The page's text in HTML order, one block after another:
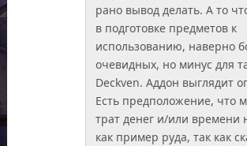
рано вывод делать. А то
в подготовке предметов к
использованию, наверно
очевидных, но минус для
Deckven. Аддон выглядит
Есть предположение, что
трат денег и/или времени
как пример руда, так как